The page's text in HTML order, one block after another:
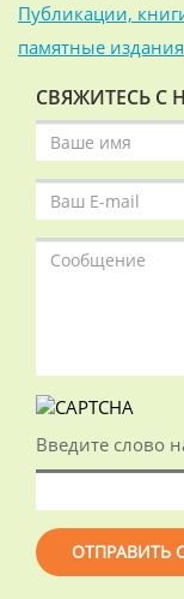
Публикации,
памятные издания
СВЯЖИТЕСЬ С
Введите слово